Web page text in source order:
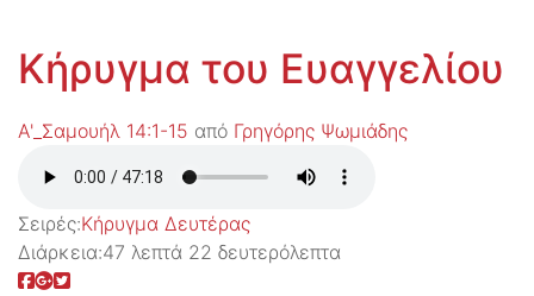
Κήρυγμα του Ευαγγελίου
Α'_Σαμουήλ 14:1-15 από Γρηγόρης Ψωμιάδης
Σειρές:Kήρυγμα Δευτέρας
Διάρκεια:47 λεπτά 22 δευτερόλεπτα